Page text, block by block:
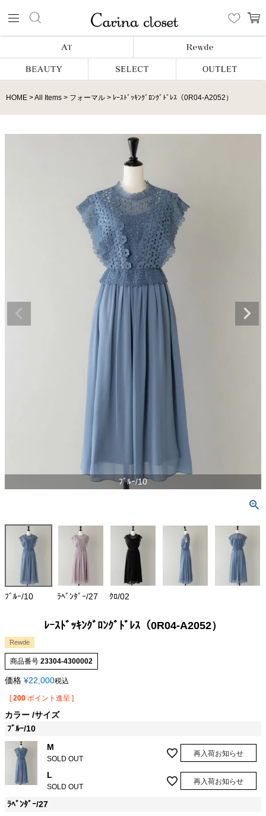
HOME All Items フォーマル ﾚｰｽﾄﾞｯｷﾝｸﾞﾛﾝｸﾞﾄﾞﾚｽ（0R04-A2052）
ﾌﾞﾙｰ/10
ﾌﾞﾙｰ/10 ﾗﾍﾞﾝﾀﾞｰ/27 ｸﾛ/02
ﾚｰｽﾄﾞｯｷﾝｸﾞﾛﾝｸﾞﾄﾞﾚｽ（0R04-A2052）
Rewde
商品番号 23304-4300002
価格 ¥22,000税込
[ 200 ポイント進呈 ]
カラー サイズ
ﾌﾞﾙｰ/10
M
SOLD OUT
再入荷お知らせ
L
SOLD OUT
再入荷お知らせ
ﾗﾍﾞﾝﾀﾞｰ/27